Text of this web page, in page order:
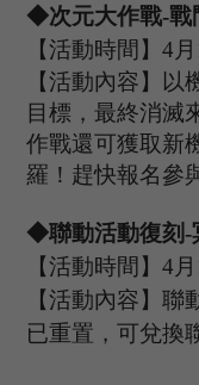
◆次元大作戰-戰
【活動時間】4 月
【活動內容】
目標，最終消滅
作戰還可獲取新
羅！趕快報名參
◆聯動活動復刻-
【活動時間】4 月
【活動內容】
已重置，可兌換